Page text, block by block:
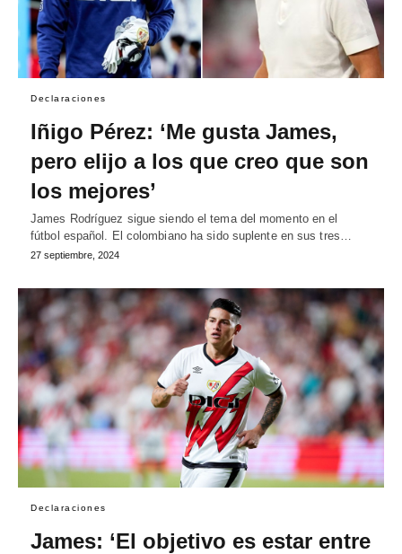
Declaraciones
Iñigo Pérez: ‘Me gusta James,
pero elijo a los que creo que son
los mejores’
James Rodríguez sigue siendo el tema del momento en el
fútbol español. El colombiano ha sido suplente en sus tres…
27 septiembre, 2024
Declaraciones
James: ‘El objetivo es estar entre